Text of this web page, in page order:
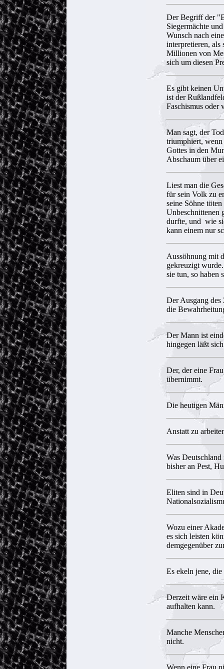
Der Begriff der
Siegermächte
Wunsch nach
interpretieren,
Millionen von
sich um diesen
Es gibt keinen
ist der
Faschismus oder
Man sagt, der
triumphiert, wenn
Gottes in den
Abschaum über
Liest man die
für sein Volk zu
seine Söhne
Unbeschnittenen
durfte, und wie
kann einem nur
Aussöhnung mit
gekreuzigt
sie tun, so haben
Der Ausgang des
die
Der Mann ist
hingegen läßt
Der, der eine
übernimmt.
Die heutigen
Anstatt zu
Was
bisher an Pest,
Eliten sind in
Wozu einer
es sich leisten
demgegenüber
Es ekeln jene,
Derzeit wäre ein
aufhalten kann.
Manche
nicht.
Wenn eine Frau